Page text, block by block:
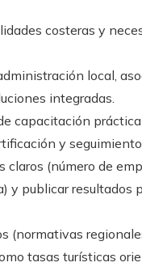
costeras y
local,
integradas.
capacitación
y
claros (número de
y publicar resultados
(normativas
tasas turísticas